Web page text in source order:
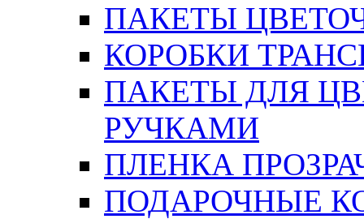
ПАКЕТЫ
КОРОБКИ
ПАКЕТЫ ДЛЯ
РУЧКАМИ
ПЛЕНКА
ПОДАРОЧНЫЕ